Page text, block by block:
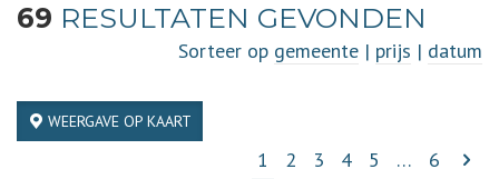
69 RESULTATEN GEVONDEN
Sorteer op gemeente | prijs | datum
WEERGAVE OP KAART
1 2 3 4 5 … 6